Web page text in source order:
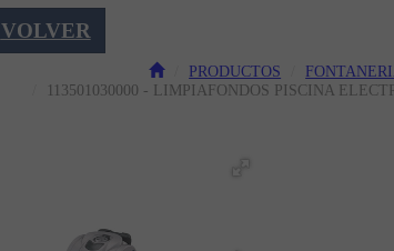
PRODUCTOS
113501030000 - LIMPIAFONDOS PISCINA
VOLVER